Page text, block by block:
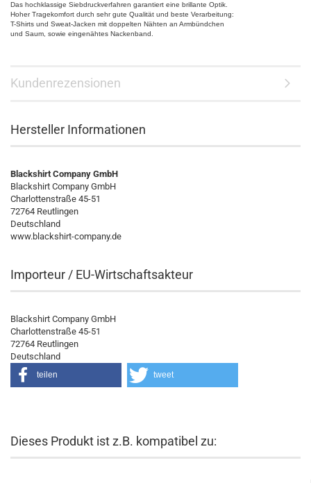
Das hochklassige Siebdruckverfahren garantiert eine brillante Optik.
Hoher Tragekomfort durch sehr gute Qualität und beste Verarbeitung:
T-Shirts und Sweat-Jacken mit doppelten Nähten an Armbündchen
und Saum, sowie eingenähtes Nackenband.
Kundenrezensionen
Hersteller Informationen
Blackshirt Company GmbH
Blackshirt Company GmbH
Charlottenstraße 45-51
72764 Reutlingen
Deutschland
www.blackshirt-company.de
Importeur / EU-Wirtschaftsakteur
Blackshirt Company GmbH
Charlottenstraße 45-51
72764 Reutlingen
Deutschland
teilen tweet
Dieses Produkt ist z.B. kompatibel zu: